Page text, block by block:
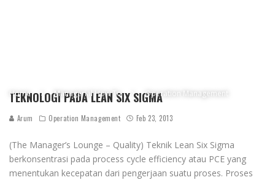
Home Managerial How To Operation Management
TEKNOLOGI PADA LEAN SIX SIGMA
Arum Operation Management Feb 23, 2013
(The Manager’s Lounge – Quality) Teknik Lean Six Sigma
berkonsentrasi pada process cycle efficiency atau PCE yang
menentukan kecepatan dari pengerjaan suatu proses. Proses